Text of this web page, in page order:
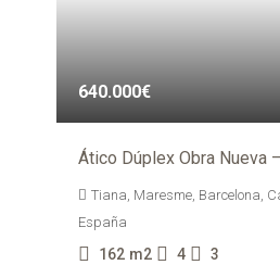
640.000€
Ático Dúplex Obra Nueva
Tiana, Maresme, Barcelona,
España
162 m2 4 3